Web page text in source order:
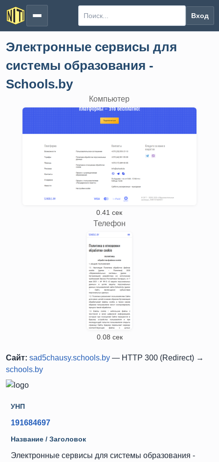
Вход
Электронные сервисы для
системы образования -
Schools.by
Компьютер
0.41 сек
Телефон
0.08 сек
Сайт: sad5chausy.schools.by — HTTP 300 (Redirect) →
schools.by
УНП
191684697
Название / Заголовок
Электронные сервисы для системы образования -